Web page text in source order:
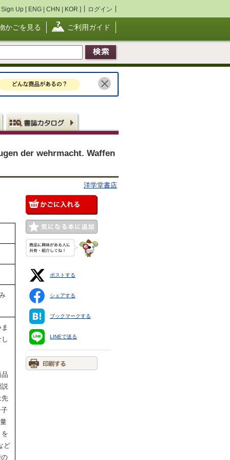
Sign Up [ ENG | CHN | KOR ] ログイン
かごを見る ご利用ガイド
der wehrmacht. Waffen
洋学堂書店
先
ど
ポストする
シェアする
ブックマークする
LINEで送る